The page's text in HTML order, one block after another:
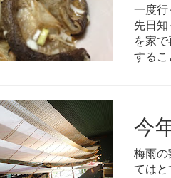
一度
先日
を家
する
今
梅雨
ては